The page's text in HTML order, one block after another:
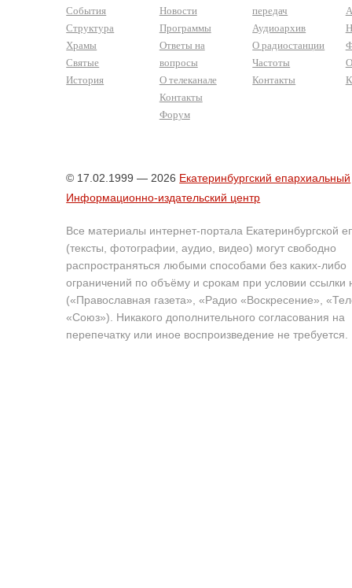
События
Структура
Храмы
Святые
История
Новости
Программы
Ответы на
вопросы
О телеканале
Контакты
Форум
передач
Аудиоархив
О радиостанции
Частоты
Контакты
© 17.02.1999 — 2026 Екатеринбургский епархиальный
Информационно-издательский центр
Все материалы интернет-портала Екатеринбургской
(тексты, фотографии, аудио, видео) могут свободно
распространяться любыми способами без каких-либо
ограничений по объёму и срокам при условии ссылки
(«Православная газета», «Радио «Воскресение»,
«Союз»). Никакого дополнительного согласования на
перепечатку или иное воспроизведение не требуется.